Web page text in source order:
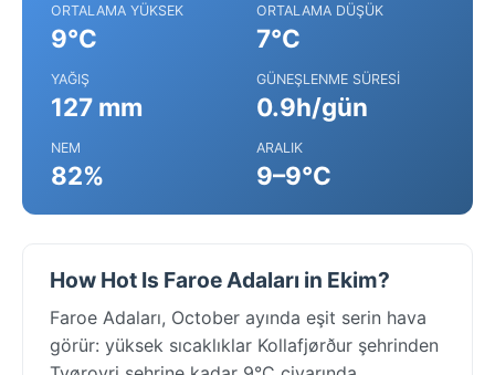
ORTALAMA YÜKSEK
9°C
ORTALAMA DÜŞÜK
7°C
YAĞIŞ
127 mm
GÜNEŞLENME SÜRESI
0.9h/gün
NEM
82%
ARALIK
9–9°C
How Hot Is Faroe Adaları in Ekim?
Faroe Adaları, October ayında eşit serin hava
görür: yüksek sıcaklıklar Kollafjørður şehrinden